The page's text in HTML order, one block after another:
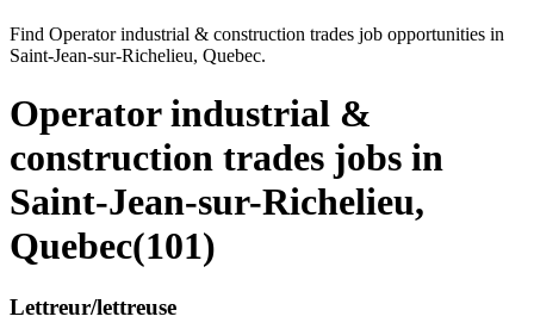
Find Operator industrial & construction trades job opportunities in
Saint-Jean-sur-Richelieu, Quebec.
Operator industrial &
construction trades jobs in
Saint-Jean-sur-Richelieu,
Quebec(101)
Lettreur/lettreuse